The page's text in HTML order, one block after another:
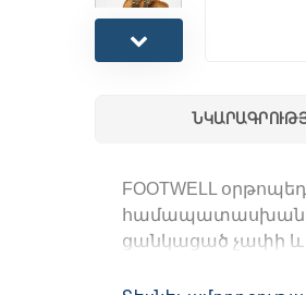
FOOTWELL
ցանկացած չափի և